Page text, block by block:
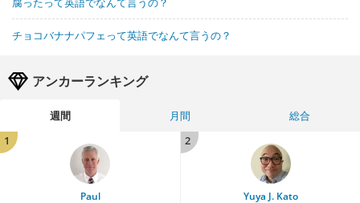
チョコバナナパフェって英語でなんて言うの？
アンカーランキング
週間 月間
総合
1
Paul
2
Yuya J. Kato